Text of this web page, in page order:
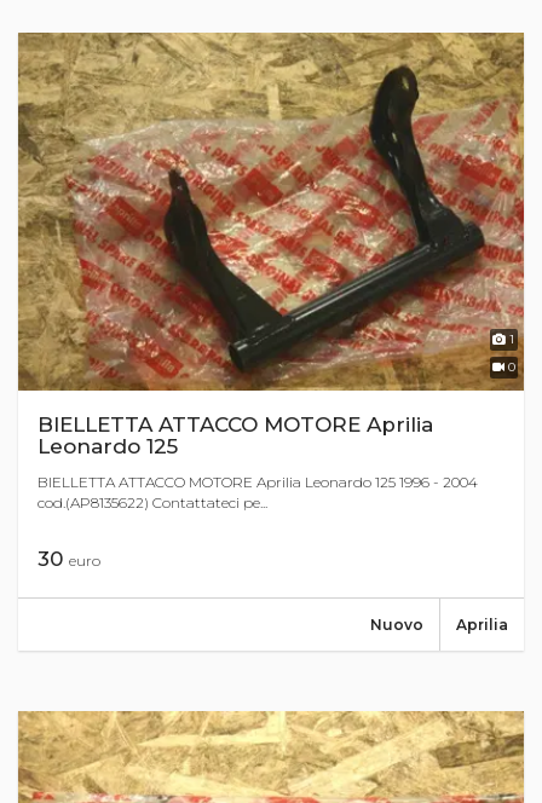
1
0
BIELLETTA ATTACCO MOTORE Aprilia
Leonardo 125
BIELLETTA ATTACCO MOTORE Aprilia Leonardo 125 1996 - 2004
cod.(AP8135622) Contattateci pe...
30 euro
Aprilia
Nuovo